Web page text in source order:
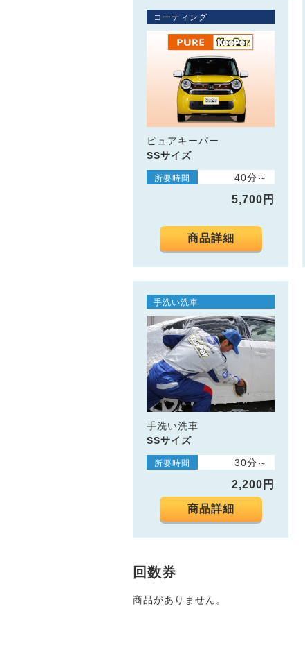
コーティング
ピュアキーパー
SSサイズ
所要時間 40分～
5,700円
商品詳細
手洗い洗車
手洗い洗車
SSサイズ
所要時間 30分～
2,200円
商品詳細
回数券
商品がありません。